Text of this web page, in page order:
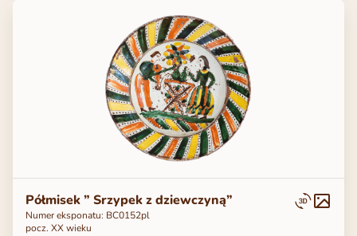
Półmisek ” Srzypek z dziewczyną”
Numer eksponatu: ВС0152pl
pocz. XX wieku